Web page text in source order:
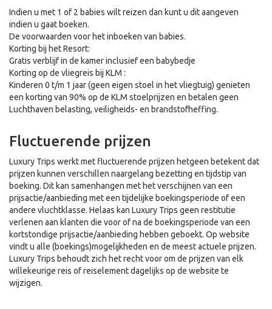
Indien u met 1 of 2 babies wilt reizen dan kunt u dit aangeven
indien u gaat boeken.
De voorwaarden voor het inboeken van babies.
Korting bij het Resort:
Gratis verblijf in de kamer inclusief een babybedje
Korting op de vliegreis bij KLM :
Kinderen 0 t/m 1 jaar (geen eigen stoel in het vliegtuig) genieten
een korting van 90% op de KLM stoelprijzen en betalen geen
Luchthaven belasting, veiligheids- en brandstofheffing.
Fluctuerende prijzen
Luxury Trips werkt met fluctuerende prijzen hetgeen betekent dat
prijzen kunnen verschillen naargelang bezetting en tijdstip van
boeking. Dit kan samenhangen met het verschijnen van een
prijsactie/aanbieding met een tijdelijke boekingsperiode of een
andere vluchtklasse. Helaas kan Luxury Trips geen restitutie
verlenen aan klanten die voor of na de boekingsperiode van een
kortstondige prijsactie/aanbieding hebben geboekt. Op website
vindt u alle (boekings)mogelijkheden en de meest actuele prijzen.
Luxury Trips behoudt zich het recht voor om de prijzen van elk
willekeurige reis of reiselement dagelijks op de website te
wijzigen.